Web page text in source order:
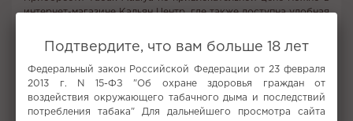
интернет-магазине Кальян Центр, где также доступна удобная
Виноград
Все вкусы табака для кальяна Adalya
Не забудьте купить
Подтвердите, что вам больше 18 лет
Федеральный закон Российской Федерации от 23 февраля
2013 г. N 15-ФЗ "Об охране здоровья граждан от
воздействия окружающего табачного дыма и последствий
потребления табака" Для дальнейшего просмотра сайта